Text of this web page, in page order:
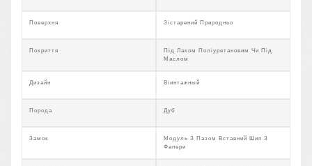
Поверхня Зістарений Природньо
Покриття
Під Лаком Поліуретановим Чи Під
Маслом
Дизайн Віинтажный
Порода Дуб
Замок
Модуль З Пазом Вставний Шип З
Фанери